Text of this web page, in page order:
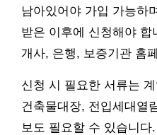
남아있어야 가입 가능하
받은 이후에 신청해야
개사, 은행, 보증기관 홈
신청 시 필요한 서류는
건축물대장, 전입세대열
보도 필요할 수 있습니